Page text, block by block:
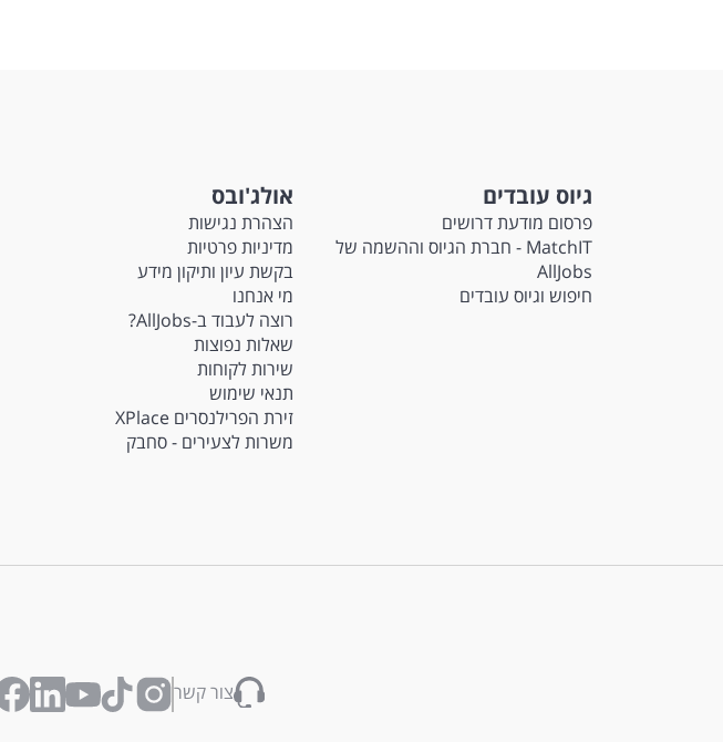
גיוס עובדים
פרסום מודעת דרושים
MatchIT - חברת הגיוס וההשמה של
AllJobs
חיפוש וגיוס עובדים
אולג'ובס
הצהרת נגישות
מדיניות פרטיות
בקשת עיון ותיקון מידע
מי אנחנו
רוצה לעבוד ב-AllJobs?
שאלות נפוצות
שירות לקוחות
תנאי שימוש
זירת הפרילנסרים XPlace
משרות לצעירים - סחבק
צור קשר